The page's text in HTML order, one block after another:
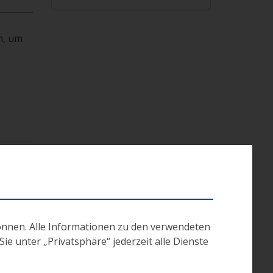
um
Alle Informationen zu den verwendeten
unter „Privatsphäre“ jederzeit alle Dienste